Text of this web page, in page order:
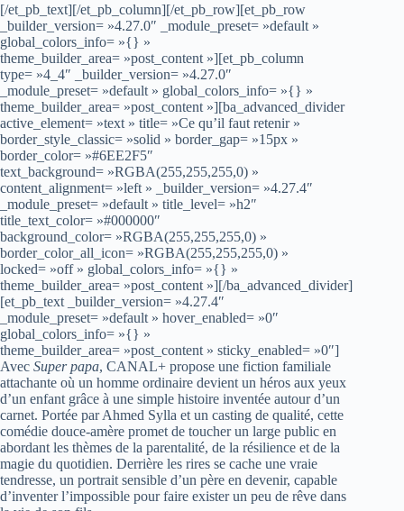
[/et_pb_text][/et_pb_column][/et_pb_row][et_pb_row
_builder_version= »4.27.0″ _module_preset= »default »
global_colors_info= »{} »
theme_builder_area= »post_content »][et_pb_column
type= »4_4″ _builder_version= »4.27.0″
_module_preset= »default » global_colors_info= »{} »
theme_builder_area= »post_content »][ba_advanced_divider
active_element= »text » title= »Ce qu’il faut retenir »
border_style_classic= »solid » border_gap= »15px »
border_color= »#6EE2F5″
text_background= »RGBA(255,255,255,0) »
content_alignment= »left » _builder_version= »4.27.4″
_module_preset= »default » title_level= »h2″
title_text_color= »#000000″
background_color= »RGBA(255,255,255,0) »
border_color_all_icon= »RGBA(255,255,255,0) »
locked= »off » global_colors_info= »{} »
theme_builder_area= »post_content »][/ba_advanced_divider]
[et_pb_text _builder_version= »4.27.4″
_module_preset= »default » hover_enabled= »0″
global_colors_info= »{} »
theme_builder_area= »post_content » sticky_enabled= »0″]
Avec Super papa, CANAL+ propose une fiction familiale
attachante où un homme ordinaire devient un héros aux yeux
d’un enfant grâce à une simple histoire inventée autour d’un
carnet. Portée par Ahmed Sylla et un casting de qualité, cette
comédie douce-amère promet de toucher un large public en
abordant les thèmes de la parentalité, de la résilience et de la
magie du quotidien. Derrière les rires se cache une vraie
tendresse, un portrait sensible d’un père en devenir, capable
d’inventer l’impossible pour faire exister un peu de rêve dans